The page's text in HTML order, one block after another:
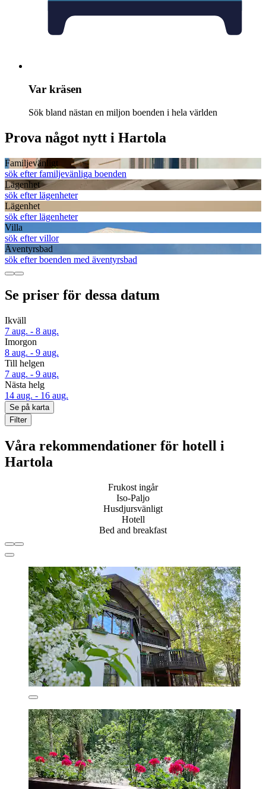
Var kräsen
Sök bland nästan en miljon boenden i hela världen
Prova något nytt i Hartola
Familjevänligt
sök efter familjevänliga boenden
Lägenhet
sök efter lägenheter
Lägenhet
sök efter lägenheter
Villa
sök efter villor
Äventyrsbad
sök efter boenden med äventyrsbad
Se priser för dessa datum
Ikväll
7 aug. - 8 aug.
Imorgon
8 aug. - 9 aug.
Till helgen
7 aug. - 9 aug.
Nästa helg
14 aug. - 16 aug.
Se på karta
Filter
Våra rekommendationer för hotell i
Hartola
Frukost ingår
Iso-Paljo
Husdjursvänligt
Hotell
Bed and breakfast